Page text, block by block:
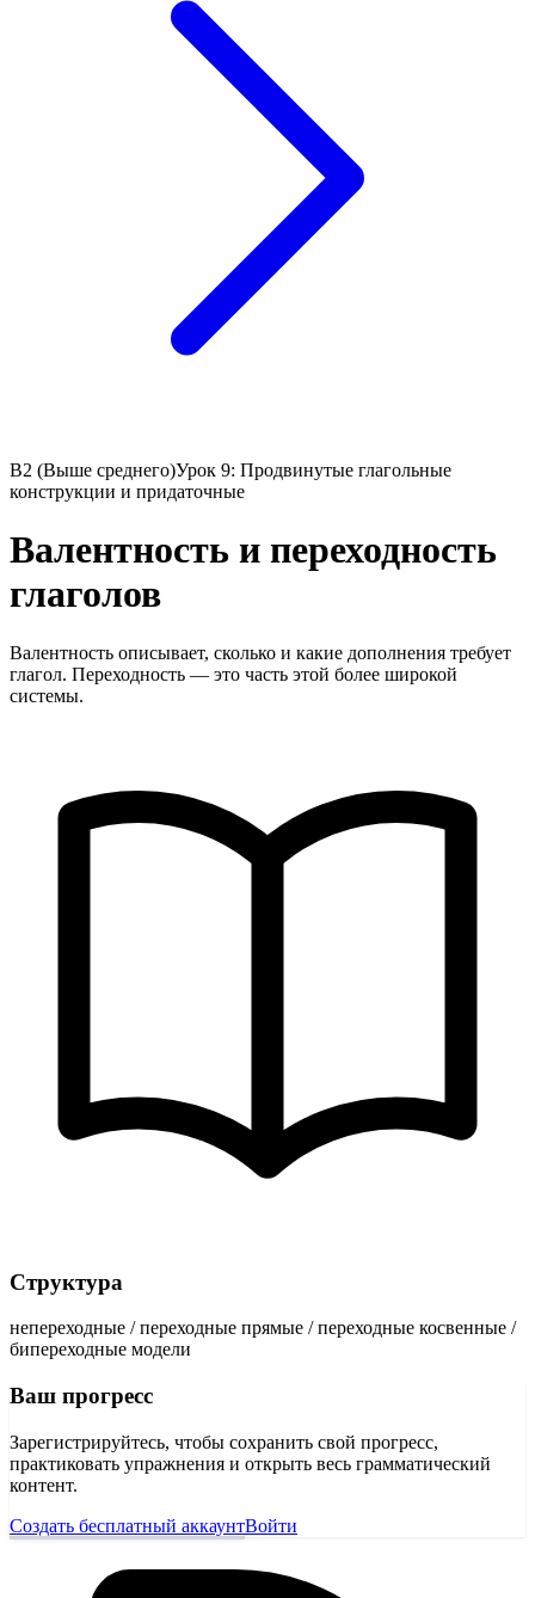
B2 (Выше среднего)Урок 9: Продвинутые глагольные
конструкции и придаточные
Валентность и переходность
глаголов
Валентность описывает, сколько и какие дополнения требует
глагол. Переходность — это часть этой более широкой
системы.
Структура
непереходные / переходные прямые / переходные косвенные /
бипереходные модели
Ваш прогресс
Зарегистрируйтесь, чтобы сохранить свой прогресс,
практиковать упражнения и открыть весь грамматический
контент.
Создать бесплатный аккаунтВойти